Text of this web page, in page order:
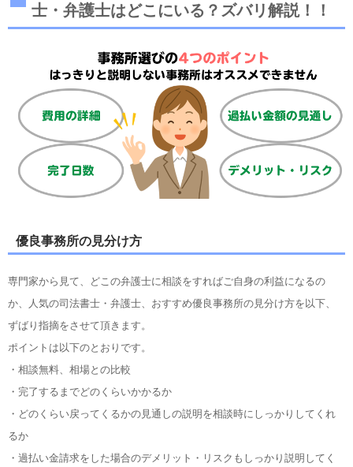
士・弁護士はどこにいる？ズバリ解説！！
優良事務所の見分け方
専門家から見て、どこの弁護士に相談をすればご自身の利益になるの
か、人気の司法書士・弁護士、おすすめ優良事務所の見分け方を以下、
ずばり指摘をさせて頂きます。
ポイントは以下のとおりです。
・相談無料、相場との比較
・完了するまでどのくらいかかるか
・どのくらい戻ってくるかの見通しの説明を相談時にしっかりしてくれ
るか
・過払い金請求をした場合のデメリット・リスクもしっかり説明してく